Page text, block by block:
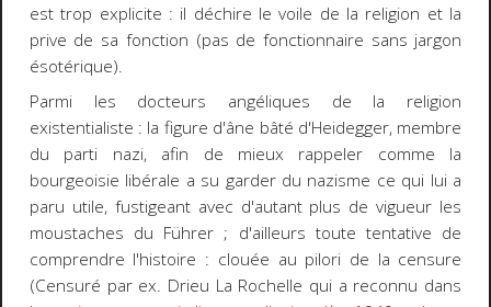
est trop explicite : il déchire le voile de la religion et la
prive de sa fonction (pas de fonctionnaire sans jargon
ésotérique).
Parmi les docteurs angéliques de la religion
existentialiste : la figure d'âne bâté d'Heidegger, membre
du parti nazi, afin de mieux rappeler comme la
bourgeoisie libérale a su garder du nazisme ce qui lui a
paru utile, fustigeant avec d'autant plus de vigueur les
moustaches du Führer ; d'ailleurs toute tentative de
comprendre l'histoire : clouée au pilori de la censure
(Censuré par ex. Drieu La Rochelle qui a reconnu dans